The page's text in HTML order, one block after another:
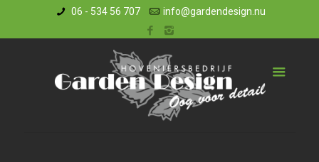
06 - 534 56 707 info@gardendesign.nu